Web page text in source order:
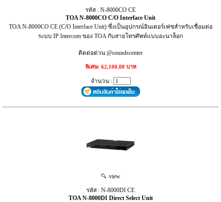
รหัส : N-8000CO CE
TOA N-8000CO C/O Interface Unit
TOA N-8000CO CE (C/O Interface Unit) ซึ่งเป็นอุปกรณ์อินเตอร์เฟซสำหรับเชื่อมต่อ
ระบบ IP Intercom ของ TOA กับสายโทรศัพท์แบบอะนาล็อก
ติดต่อด่วน @soundscenter
พิเศษ: 62,100.00 บาท
จำนวน :
view
รหัส : N-8000DI CE
TOA N-8000DI Direct Select Unit